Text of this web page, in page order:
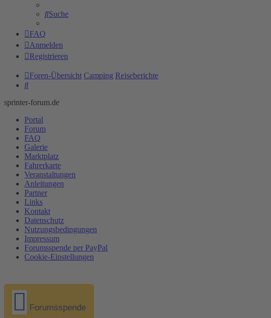
Suche
FAQ
Anmelden
Registrieren
Foren-Übersicht Camping Reiseberichte
Suche
sprinter-forum.de
Portal
Forum
FAQ
Galerie
Marktplatz
Fahrerkarte
Veranstaltungen
Anleitungen
Partner
Links
Kontakt
Datenschutz
Nutzungsbedingungen
Impressum
Forumsspende per PayPal
Cookie-Einstellungen
Forumsspende